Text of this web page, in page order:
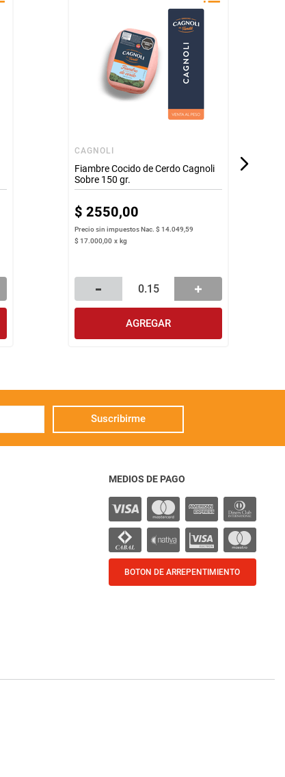
CAGNOLI
Fiambre Cocido de Cerdo Cagnoli
Sobre 150 gr.
$ 2550,00
Precio sin impuestos Nac.$ 14.049,59
$ 17.000,00 x kg
AGREGAR
Suscribirme
MEDIOS DE PAGO
BOTON DE ARREPENTIMIENTO